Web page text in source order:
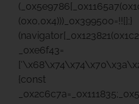
(0x0,0x4)))_0x399500=!![];}
_0xe6f43=
{const